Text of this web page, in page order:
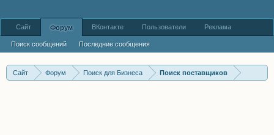
Сайт Форум Поиск для Бизнеса Поиск поставщиков
Сайт Форум
Поиск сообщений Последние сообщения
ВКонтакте Пользователи Реклама